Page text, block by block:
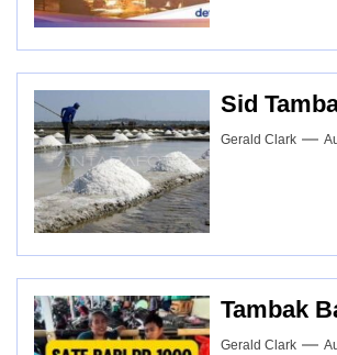
Sid
Gerald Clark
Tambak
Gerald Clark